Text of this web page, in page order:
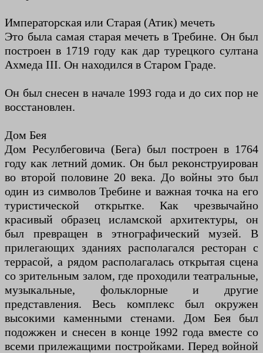
Императорская или Старая (Атик) мечеть
Это была самая старая мечеть в Требине. Он был
построен в 1719 году как дар турецкого султана
Ахмеда III. Он находился в Старом Граде.
Он был снесен в начале 1993 года и до сих пор не
восстановлен.
Дом Бея
Дом Ресулбеговича (Бега) был построен в 1764
году как летний домик. Он был реконструирован
во второй половине 20 века. До войны это был
один из символов Требине и важная точка на его
туристической открытке. Как чрезвычайно
красивый образец исламской архитектуры, он
был превращен в этнографический музей. В
прилегающих зданиях располагался ресторан с
террасой, а рядом располагалась открытая сцена
со зрительным залом, где проходили театральные,
музыкальные, фольклорные и другие
представления. Весь комплекс был окружен
высокими каменными стенами. Дом Бея был
подожжен и снесен в конце 1992 года вместе со
всеми прилежащими постройками. Перед войной